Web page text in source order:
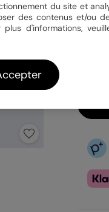
du site et
des contenus et/ou
d'informations,